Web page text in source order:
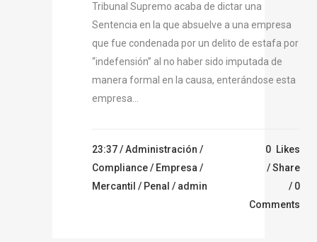
Tribunal Supremo acaba de dictar una
Sentencia en la que absuelve a una empresa
que fue condenada por un delito de estafa por
“indefensión” al no haber sido imputada de
manera formal en la causa, enterándose esta
empresa...
23:37 /Administración /
Compliance/ Empresa/
Mercantil / Penal / admin
0 Likes
Share
0
Comments